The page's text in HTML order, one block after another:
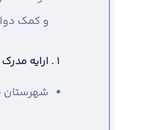
و کمک دولت
ارایه
شهرستان